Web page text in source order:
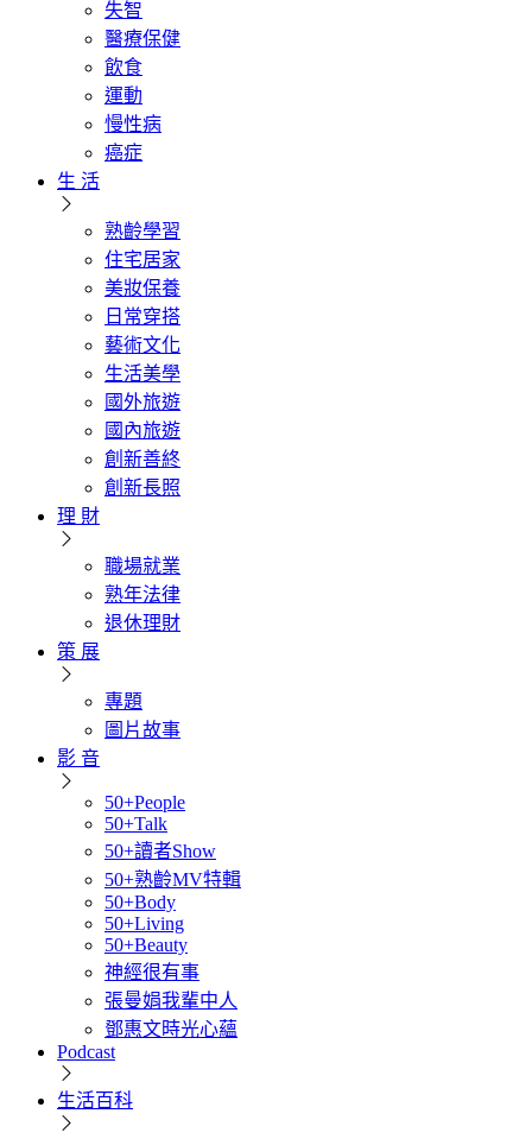
失智
醫療保健
飲食
運動
慢性病
癌症
生 活
熟齡學習
住宅居家
美妝保養
日常穿搭
藝術文化
生活美學
國外旅遊
國內旅遊
創新善終
創新長照
理 財
職場就業
熟年法律
退休理財
策 展
專題
圖片故事
影 音
50+People
50+Talk
50+讀者Show
50+熟齡MV特輯
50+Body
50+Living
50+Beauty
神經很有事
張曼娟我輩中人
鄧惠文時光心蘊
Podcast
生活百科